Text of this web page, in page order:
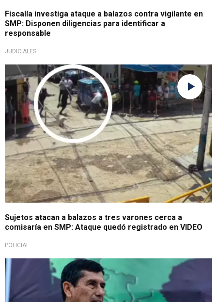
Fiscalía investiga ataque a balazos contra vigilante en
SMP: Disponen diligencias para identificar a
responsable
JUDICIALES
Hirieron a vecino
Sujetos atacan a balazos a tres varones cerca a
comisaría en SMP: Ataque quedó registrado en VIDEO
POLICIAL